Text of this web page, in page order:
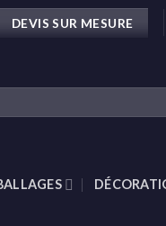
DEVIS SUR MESURE